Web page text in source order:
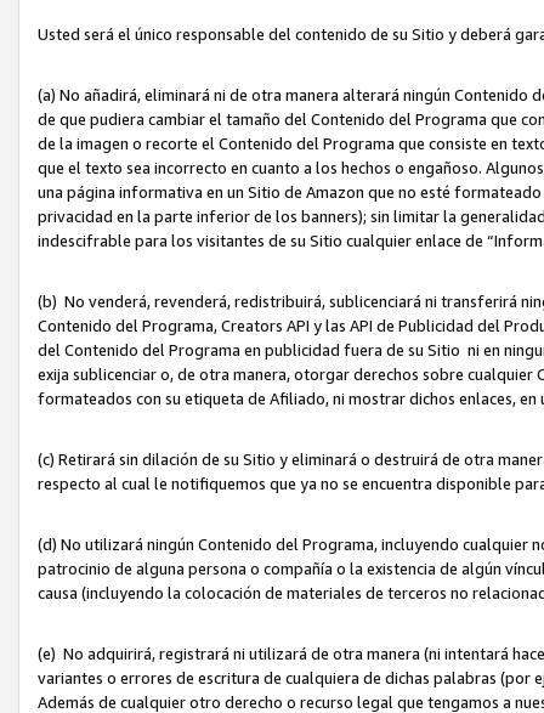
Usted será el único responsable del contenido de su Sitio y deberá
(a) No añadirá, eliminará ni de otra manera alterará ningún
de que pudiera cambiar el tamaño del Contenido del Programa que
de la imagen o recorte el Contenido del Programa que consiste en
que el texto sea incorrecto en cuanto a los hechos o engañoso.
una página informativa en un Sitio de Amazon que no esté
privacidad en la parte inferior de los banners); sin limitar la
indescifrable para los visitantes de su Sitio cualquier enlace de
(b) No venderá, revenderá, redistribuirá, sublicenciará ni transferirá
Contenido del Programa, Creators API y las API de Publicidad del
del Contenido del Programa en publicidad fuera de su Sitio ni en
exija sublicenciar o, de otra manera, otorgar derechos sobre
formateados con su etiqueta de Afiliado, ni mostrar dichos enlaces,
(c) Retirará sin dilación de su Sitio y eliminará o destruirá de otra
respecto al cual le notifiquemos que ya no se encuentra disponible
(d) No utilizará ningún Contenido del Programa, incluyendo cualquier
patrocinio de alguna persona o compañía o la existencia de algún
causa (incluyendo la colocación de materiales de terceros no
(e) No adquirirá, registrará ni utilizará de otra manera (ni intentará
variantes o errores de escritura de cualquiera de dichas palabras (por
Además de cualquier otro derecho o recurso legal que tengamos a